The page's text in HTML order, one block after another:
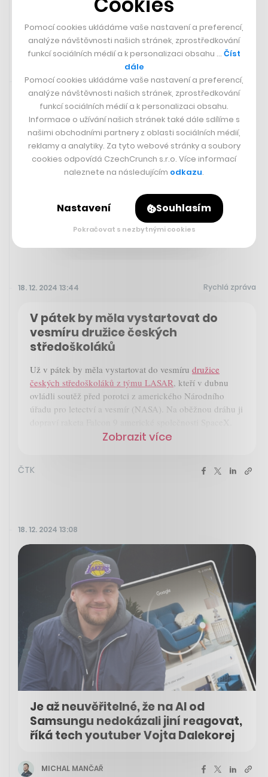
18. 12. 2024 14:29 Zaujalo nás
Časopis Science vyhlásil top ten vědeckých objevů roku
2024 s potenciálem změnit svět – a ve dvou hrají
klíčovou roli Češi!
Česká televize
Česká věda boduje, obsadila přední
místa v žebříčku časopisu Science
18. 12. 2024 13:44 Rychlá zpráva
V pátek by měla vystartovat do
vesmíru družice českých
středoškoláků
Už v pátek by měla vystartovat do vesmíru družice
českých středoškoláků z týmu LASAR, kteří v dubnu
ovládli soutěž před porotci z amerického Národního
úřadu pro letectví a vesmír (NASA). Na oběžnou dráhu ji
Zobrazit více
ČTK
18. 12. 2024 13:08
Je až neuvěřitelné, že na AI od
Samsungu nedokázali jiní reagovat,
říká tech youtuber Vojta Dalekorej
MICHAL MANČAŘ
Pomocí cookies ukládáme vaše nastavení a preferencí,
analýze návštěvnosti našich stránek, zprostředkování
funkcí sociálních médií a k personalizaci obsahu … Číst
dále
Pomocí cookies ukládáme vaše nastavení a preferencí,
analýze návštěvnosti našich stránek, zprostředkování
funkcí sociálních médií a k personalizaci obsahu.
Informace o užívání našich stránek také dále sdílíme s
našimi obchodními partnery z oblasti sociálních médií,
reklamy a analytiky. Za tyto webové stránky a soubory
cookies odpovídá CzechCrunch s.r.o. Více informací
naleznete na následujícím odkazu.
Nastavení Souhlasím
Pokračovat s nezbytnými cookies